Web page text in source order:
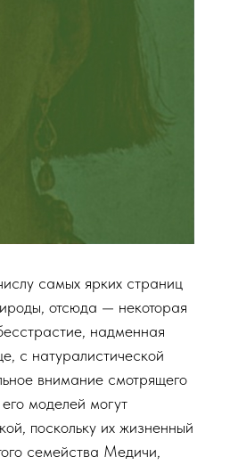
самых ярких страниц
отсюда — некоторая
надменная
с натуралистической
внимание смотрящего
моделей могут
поскольку их жизненный
семейства Медичи,